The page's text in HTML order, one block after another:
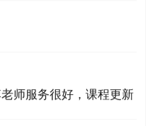
年）。
，一站过一建！参与
师服务很好，课程更新